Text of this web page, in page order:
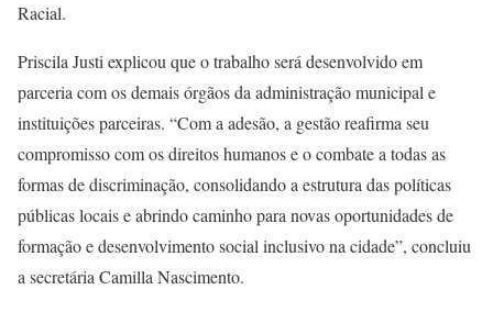
Racial.
Priscila Justi explicou que o trabalho será desenvolvido em
parceria com os demais órgãos da administração municipal e
instituições parceiras. “Com a adesão, a gestão reafirma seu
compromisso com os direitos humanos e o combate a todas as
formas de discriminação, consolidando a estrutura das políticas
públicas locais e abrindo caminho para novas oportunidades de
formação e desenvolvimento social inclusivo na cidade”, concluiu
a secretária Camilla Nascimento.